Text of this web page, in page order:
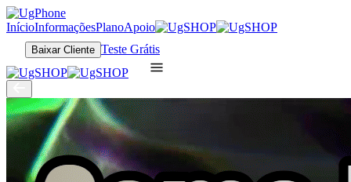
InícioInformaçõesPlanoApoio
Baixar Cliente Teste Grátis